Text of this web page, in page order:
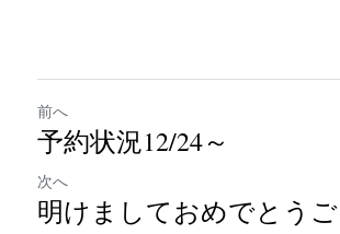
前へ
予約状況12/24～
次へ
明けましておめでとう